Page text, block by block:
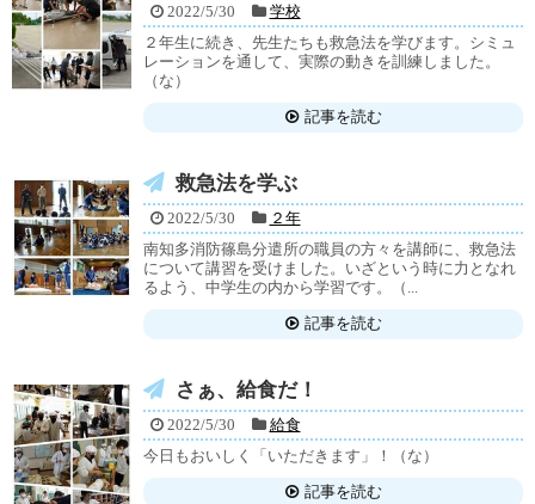
2022/5/30
学校
２年生に続き、先生たちも救急法を学びます。シミュ
レーションを通して、実際の動きを訓練しました。
（な）
記事を読む
救急法を学ぶ
2022/5/30
２年
南知多消防篠島分遣所の職員の方々を講師に、救急法
について講習を受けました。いざという時に力となれ
るよう、中学生の内から学習です。（...
記事を読む
さぁ、給食だ！
2022/5/30
給食
今日もおいしく「いただきます」！（な）
記事を読む